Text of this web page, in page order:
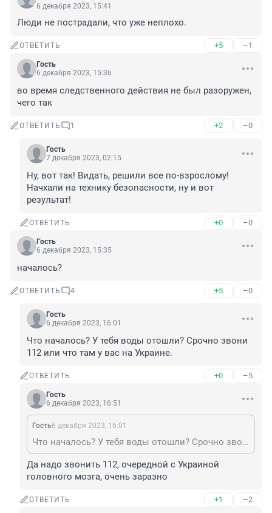
6 декабря 2023, 15:41
Люди не пострадали, что уже неплохо.
ОТВЕТИТЬ +5 –1
Гость
6 декабря 2023, 15:36
во время следственного действия не был разоружен,
чего так
ОТВЕТИТЬ 1 +2 –0
Гость
7 декабря 2023, 02:15
Ну, вот так! Видать, решили все по-взрослому!
Начхали на технику безопасности, ну и вот
результат!
ОТВЕТИТЬ +0 –0
Гость
6 декабря 2023, 15:35
началось?
ОТВЕТИТЬ 4 +5 –0
Гость
6 декабря 2023, 16:01
Что началось? У тебя воды отошли? Срочно звони
112 или что там у вас на Украине.
ОТВЕТИТЬ +0 –5
Гость
6 декабря 2023, 16:51
Гость6 декабря 2023, 16:01
Что началось? У тебя воды отошли? Срочно звони 112 или что там у вас на Украине.
Да надо звонить 112, очередной с Украиной
головного мозга, очень заразно
ОТВЕТИТЬ +1 –2